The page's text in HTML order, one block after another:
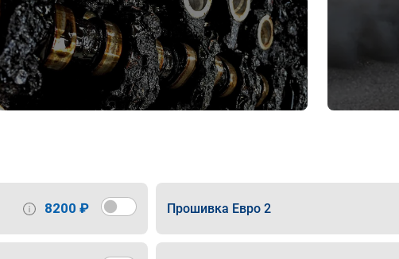
8200 ₽ Прошивка Евро 2